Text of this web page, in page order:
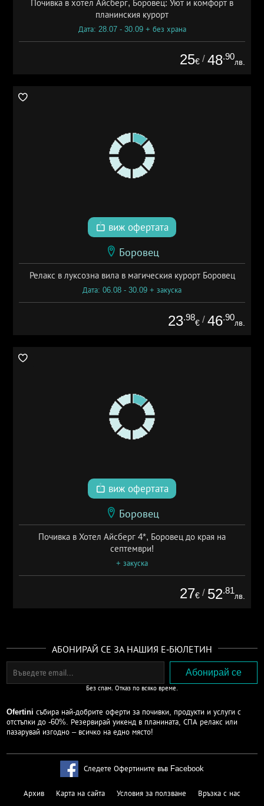
Почивка в хотел Айсберг, Боровец: Уют и комфорт в
планинския курорт
Дата: 28.07 - 30.09 + без храна
25€ / 48.90
лв.
виж офертата
Боровец
Релакс в луксозна вила в магическия курорт Боровец
Дата: 06.08 - 30.09 + закуска
23.98
€ / 46.90
лв.
виж офертата
Боровец
Почивка в Хотел Айсберг 4*, Боровец до края на
септември!
+ закуска
27€ / 52.81
лв.
АБОНИРАЙ СЕ ЗА НАШИЯ Е-БЮЛЕТИН
Без спам. Отказ по всяко време.
Ofertini събира най-добрите оферти за почивки, продукти и услуги с
отстъпки до -60%. Резервирай уикенд в планината, СПА релакс или
пазарувай изгодно – всичко на едно място!
Следете Офертините във Facebook
Архив Карта на сайта Условия за ползване Връзка с нас